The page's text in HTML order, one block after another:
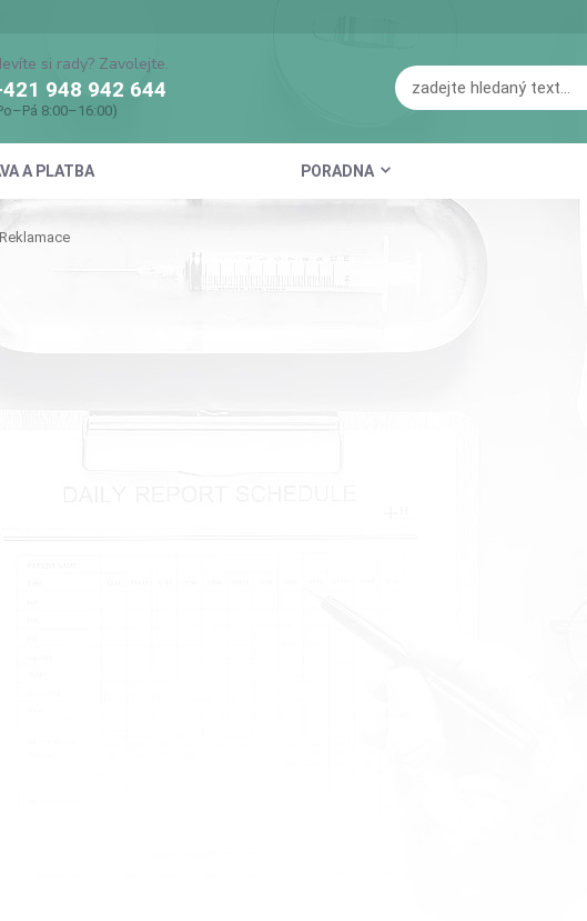
A PLATBA PORADNA
si rady? Zavolejte.
948 942 644
8:00–16:00)
Reklamace